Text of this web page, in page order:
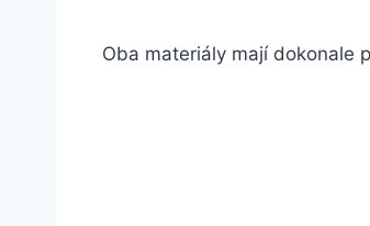
Oba materiály mají dokonale